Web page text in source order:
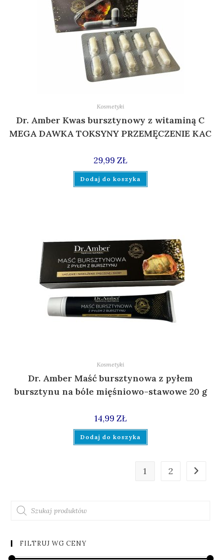
Kosmetyki
Dr. Amber Kwas bursztynowy z witaminą C
MEGA DAWKA TOKSYNY PRZEMĘCZENIE KAC
29,99 ZŁ
Dodaj do koszyka
Kosmetyki
Dr. Amber Maść bursztynowa z pyłem
bursztynu na bóle mięśniowo-stawowe 20 g
14,99 ZŁ
Dodaj do koszyka
1 2
FILTRUJ WG CENY